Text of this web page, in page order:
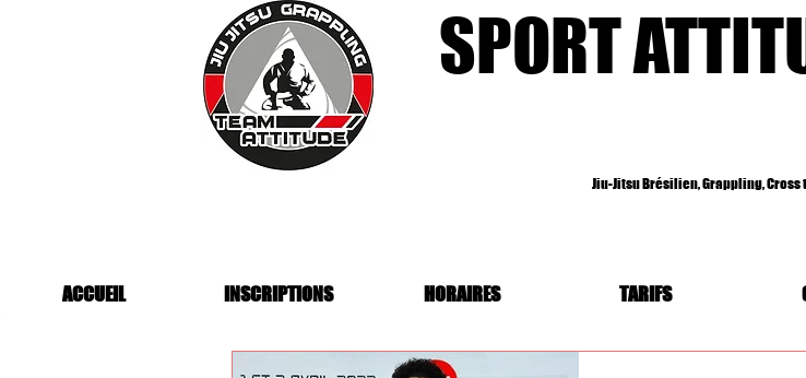
SPORT
Jiu-Jitsu Brésilien, Grappling,
ACCUEIL INSCRIPTIONS HORAIRES TARIFS